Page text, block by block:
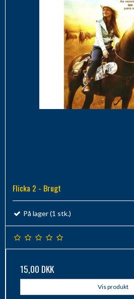
Flicka 2 - Brugt
På lager (1 stk.)
15,00 DKK
Vis produkt